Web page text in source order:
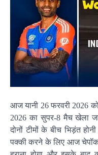
आज यानी 26 फरवरी 2026
2026 का सुपर-8 मैच खेला
दोनों टीमों के बीच भिड़ंत
पक्की करने के लिए आज चेपॉक